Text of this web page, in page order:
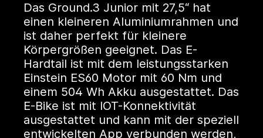
Das Ground.3 Junior mit 27,5“ hat
einen kleineren Aluminiumrahmen und
ist daher perfekt für kleinere
Körpergrößen geeignet. Das E-
Hardtail ist mit dem leistungsstarken
Einstein ES60 Motor mit 60 Nm und
einem 504 Wh Akku ausgestattet. Das
E-Bike ist mit IOT-Konnektivität
ausgestattet und kann mit der speziell
entwickelten App verbunden werden,